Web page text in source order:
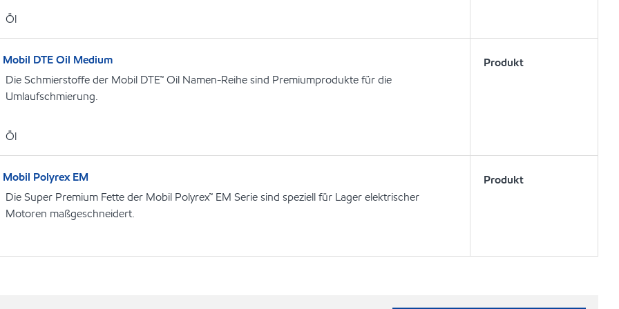
Öl
Mobil DTE Oil Medium
Die Schmierstoffe der Mobil DTE™ Oil Namen-Reihe sind Premiumprodukte für die
Umlaufschmierung.
Öl
Produkt
Mobil Polyrex EM
Die Super Premium Fette der Mobil Polyrex™ EM Serie sind speziell für Lager elektrischer
Motoren maßgeschneidert.
Produkt